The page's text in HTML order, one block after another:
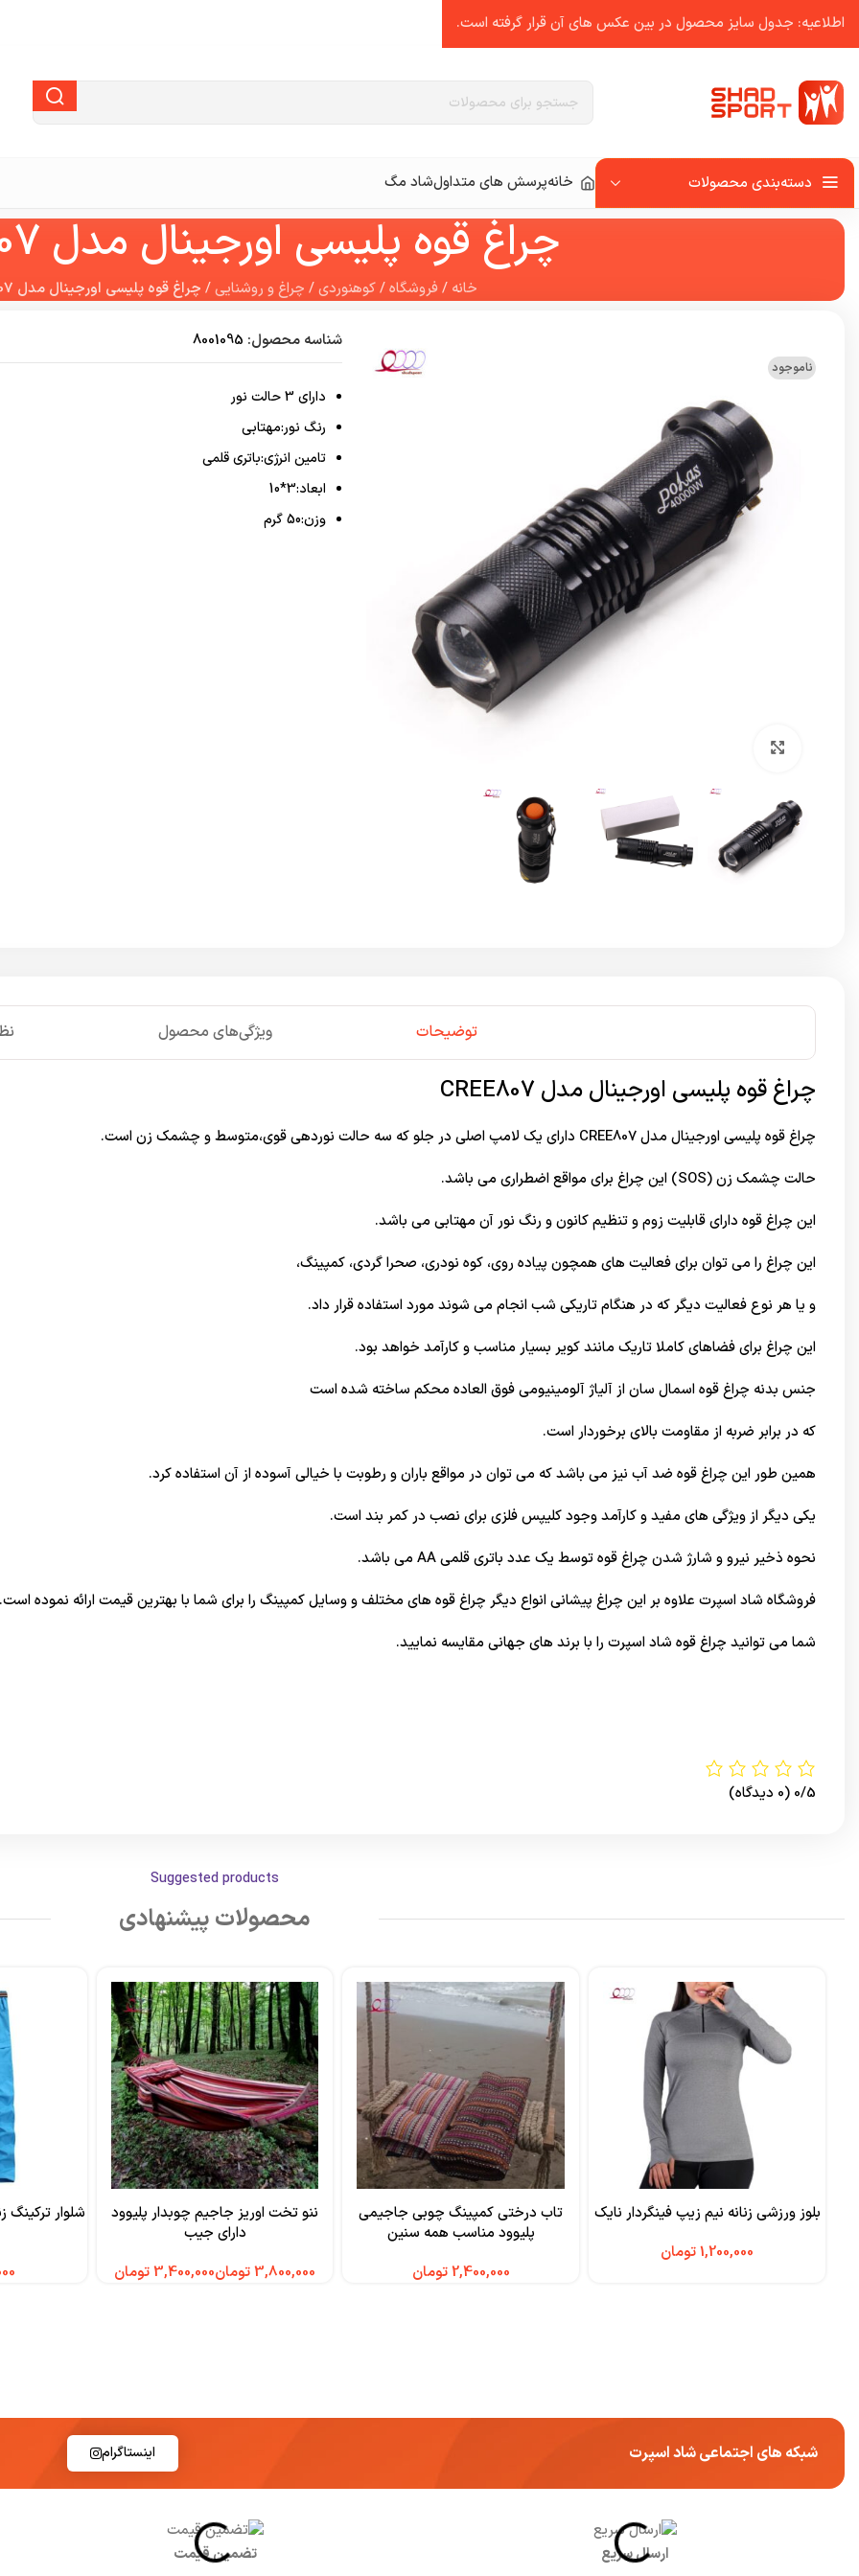
دسته‌بندی محصولات خانهپرسش های متداولشاد مگ
چراغ قوه پلیسی اورجینال مدل CREE807
خانه /فروشگاه/کوهنوردی/ چراغ و روشنایی/ چراغ قوه پلیسی اورجینال مدل CREE807
ناموجود
شناسه محصول: 8001095
دارای 3 حالت نور
رنگ نور:مهتابی
تامین انرژی:باتری قلمی
ابعاد:3*10
وزن:50 گرم
توضیحات ویژگی‌های محصول
چراغ قوه پلیسی اورجینال مدل CREE807
چراغ قوه پلیسی اورجینال مدل CREE807 دارای یک لامپ اصلی در جلو که سه حالت نوردهی قوی،متوسط و چشمک زن است.
حالت چشمک زن (SOS) این چراغ برای مواقع اضطراری می باشد.
این چراغ قوه دارای قابلیت زوم و تنظیم کانون و رنگ نور آن مهتابی می باشد.
این چراغ را می توان برای فعالیت های همچون پیاده روی، کوه نودری، صحرا گردی، کمپینگ،
و یا هر نوع فعالیت دیگر که در هنگام تاریکی شب انجام می شوند مورد استفاده قرار داد.
این چراغ برای فضاهای کاملا تاریک مانند کویر بسیار مناسب و کارآمد خواهد بود.
جنس بدنه چراغ قوه اسمال سان از آلیاژ آلومینیومی فوق العاده محکم ساخته شده است
که در برابر ضربه از مقاومت بالای برخوردار است.
همین طور این چراغ قوه ضد آب نیز می باشد که می توان در مواقع باران و رطوبت با خیالی آسوده از آن استفاده کرد.
یکی دیگر از ویژگی های مفید و کارآمد وجود کلیپس فلزی برای نصب در کمر بند است.
نحوه ذخیر نیرو و شارژ شدن چراغ قوه توسط یک عدد باتری قلمی AA می باشد.
فروشگاه شاد اسپرت علاوه بر این چراغ پیشانی انواع دیگر چراغ قوه های مختلف و وسایلکمپینگ را برای شما با بهترین قیمت ارائه نموده است.
شما می توانید چراغ قوه شاد اسپرت را با برند های جهانی مقایسه نمایید.
0/5 (0 دیدگاه)
Suggested products
محصولات پیشنهادی
بلوز ورزشی زنانه نیم زیپ فینگردار نایک
تومان
تاب درختی کمپینگ چوبی جاجیمی
پلیوود مناسب همه سنین
تومان
ننو تخت اوریز جاجیم چوبدار پلیوود
دارای جیب
تومان
تومان
شبکه های اجتماعی شاد اسپرت اینستاگرام
ارسال سریع تضمین قیمت
اطلاعیه: جدول سایز محصول در بین عکس ‌های آن قرار گرفته است.